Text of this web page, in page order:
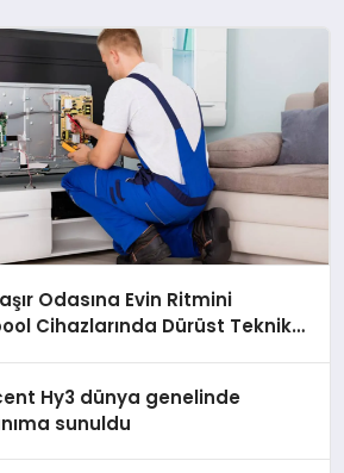
Odasına Evin Ritmini
Cihazlarında Dürüst Teknik
Hy3 dünya genelinde
sunuldu